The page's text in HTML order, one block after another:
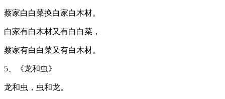
蔡家白白菜换白家白木材。
白家有白木材又有白白菜，
蔡家有白白菜又有白木材。
5、《龙和虫》
龙和虫，虫和龙。